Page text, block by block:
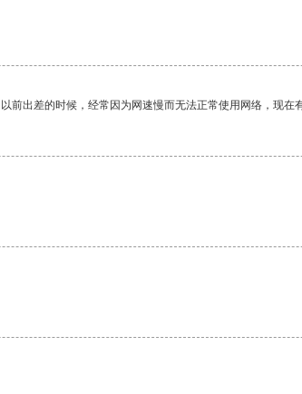
出差的时候，经常因为网速慢而无法正常使用网络，现在